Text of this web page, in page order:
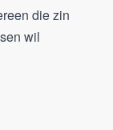
die zin
wil